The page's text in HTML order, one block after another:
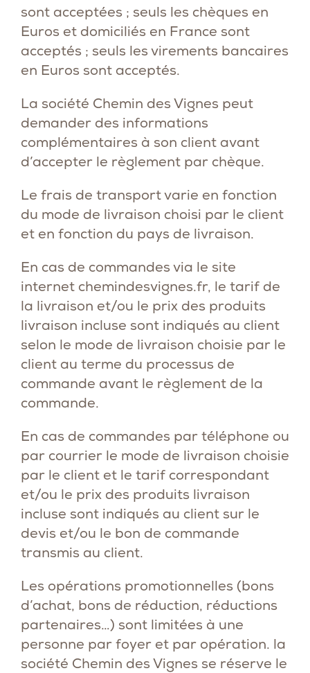
sont acceptées ; seuls les chèques en
Euros et domiciliés en France sont
acceptés ; seuls les virements bancaires
en Euros sont acceptés.
La société Chemin des Vignes peut
demander des informations
complémentaires à son client avant
d’accepter le règlement par chèque.
Le frais de transport varie en fonction
du mode de livraison choisi par le client
et en fonction du pays de livraison.
En cas de commandes via le site
internet chemindesvignes.fr, le tarif de
la livraison et/ou le prix des produits
livraison incluse sont indiqués au client
selon le mode de livraison choisie par le
client au terme du processus de
commande avant le règlement de la
commande.
En cas de commandes par téléphone ou
par courrier le mode de livraison choisie
par le client et le tarif correspondant
et/ou le prix des produits livraison
incluse sont indiqués au client sur le
devis et/ou le bon de commande
transmis au client.
Les opérations promotionnelles (bons
d’achat, bons de réduction, réductions
partenaires…) sont limitées à une
personne par foyer et par opération. la
société Chemin des Vignes se réserve le